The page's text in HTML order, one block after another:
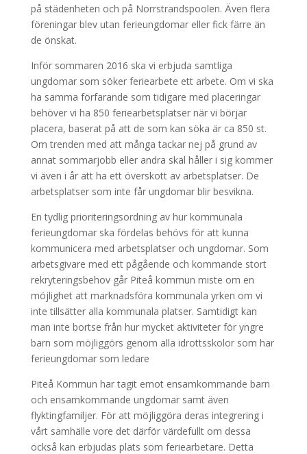
på städenheten och på Norrstrandspoolen. Även flera
föreningar blev utan ferieungdomar eller fick färre än
de önskat.
Inför sommaren 2016 ska vi erbjuda samtliga
ungdomar som söker feriearbete ett arbete. Om vi ska
ha samma förfarande som tidigare med placeringar
behöver vi ha 850 feriearbetsplatser när vi börjar
placera, baserat på att de som kan söka är ca 850 st.
Om trenden med att många tackar nej på grund av
annat sommarjobb eller andra skäl håller i sig kommer
vi även i år att ha ett överskott av arbetsplatser. De
arbetsplatser som inte får ungdomar blir besvikna.
En tydlig prioriteringsordning av hur kommunala
ferieungdomar ska fördelas behövs för att kunna
kommunicera med arbetsplatser och ungdomar. Som
arbetsgivare med ett pågående och kommande stort
rekryteringsbehov går Piteå kommun miste om en
möjlighet att marknadsföra kommunala yrken om vi
inte tillsätter alla kommunala platser. Samtidigt kan
man inte bortse från hur mycket aktiviteter för yngre
barn som möjliggörs genom alla idrottsskolor som har
ferieungdomar som ledare
Piteå Kommun har tagit emot ensamkommande barn
och ensamkommande ungdomar samt även
flyktingfamiljer. För att möjliggöra deras integrering i
vårt samhälle vore det därför värdefullt om dessa
också kan erbjudas plats som feriearbetare. Detta